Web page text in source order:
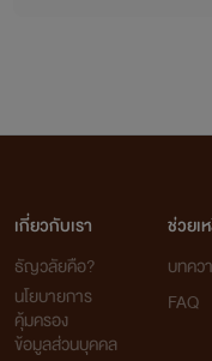
เกี่ยวกับเรา
ธัญวลัยคือ?
นโยบายการ
คุ้มครอง
ข้อมูลส่วนบุคคล
ช่วยเ
บทคว
FAQ